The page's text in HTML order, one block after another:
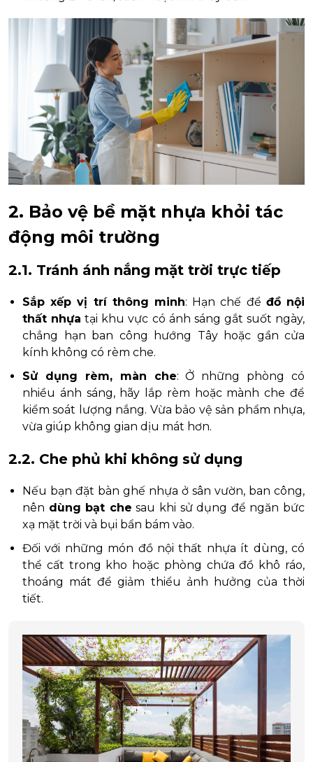
2. Bảo vệ bề mặt nhựa khỏi tác
động môi trường
2.1. Tránh ánh nắng mặt trời trực tiếp
Sắp xếp vị trí thông minh: Hạn chế để đồ nội
thất nhựa tại khu vực có ánh sáng gắt suốt ngày,
chẳng hạn ban công hướng Tây hoặc gần cửa
kính không có rèm che.
Sử dụng rèm, màn che: Ở những phòng có
nhiều ánh sáng, hãy lắp rèm hoặc mành che để
kiểm soát lượng nắng. Vừa bảo vệ sản phẩm nhựa,
vừa giúp không gian dịu mát hơn.
2.2. Che phủ khi không sử dụng
Nếu bạn đặt bàn ghế nhựa ở sân vườn, ban công,
nên dùng bạt che sau khi sử dụng để ngăn bức
xạ mặt trời và bụi bẩn bám vào.
Đối với những món đồ nội thất nhựa ít dùng, có
thể cất trong kho hoặc phòng chứa đồ khô ráo,
thoáng mát để giảm thiểu ảnh hưởng của thời
tiết.